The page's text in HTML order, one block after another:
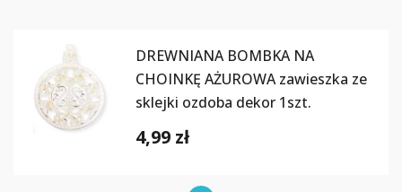
DREWNIANA BOMBKA NA
CHOINKĘ AŻUROWA zawieszka ze
sklejki ozdoba dekor 1szt.
4,99 zł